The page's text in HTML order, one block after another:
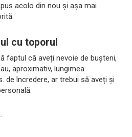
acolo din nou și așa mai
cu toporul
faptul că aveți nevoie de bușteni,
aproximativ, lungimea
de încredere, ar trebui să aveți și